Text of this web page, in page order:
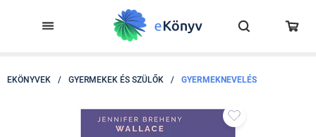
EKÖNYVEK / GYERMEKEK ÉS SZÜLŐK / GYERMEKNEVELÉS